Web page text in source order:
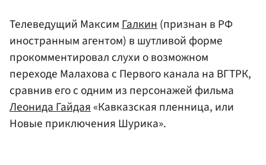
Телеведущий МаксимГалкин(признан в РФ
иностранным агентом) в шутливой форме
прокомментировал слухи о возможном
переходе Малахова с Первого канала на ВГТРК,
сравнив его с одним из персонажей фильма
Леонида Гайдая«Кавказская пленница, или
Новые приключения Шурика».